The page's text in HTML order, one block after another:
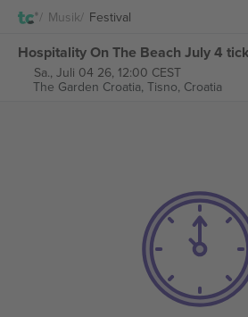
Musik Festival
Hospitality On The Beach July 4
Sa., Juli 04 26, 12:00 CEST
The Garden Croatia, Tisno, Croatia